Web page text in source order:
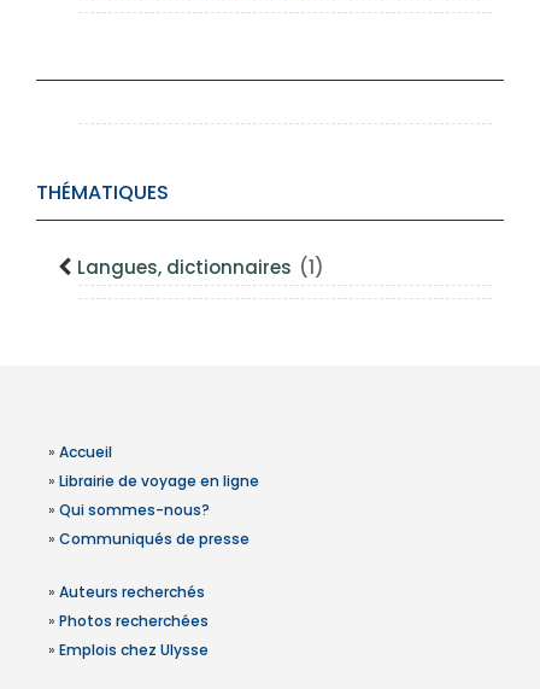
THÉMATIQUES
Langues, dictionnaires (1)
» Accueil
» Librairie de voyage en ligne
» Qui sommes-nous?
» Communiqués de presse
» Auteurs recherchés
» Photos recherchées
» Emplois chez Ulysse